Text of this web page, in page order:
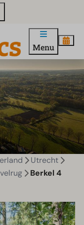
Menu
Utrecht
Berkel 4